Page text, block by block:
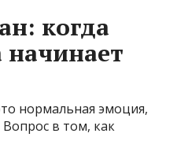
когда
нормальная эмоция,
Вопрос в том, как